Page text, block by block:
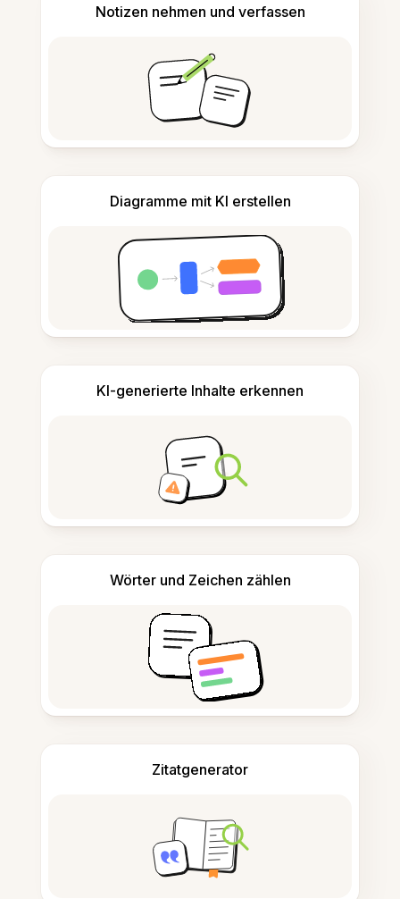
Notizen nehmen und verfassen
Diagramme mit KI erstellen
KI-generierte Inhalte erkennen
Wörter und Zeichen zählen
Zitatgenerator